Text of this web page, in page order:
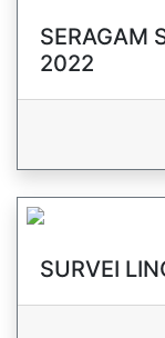
SERAGAM
2022
SURVEI